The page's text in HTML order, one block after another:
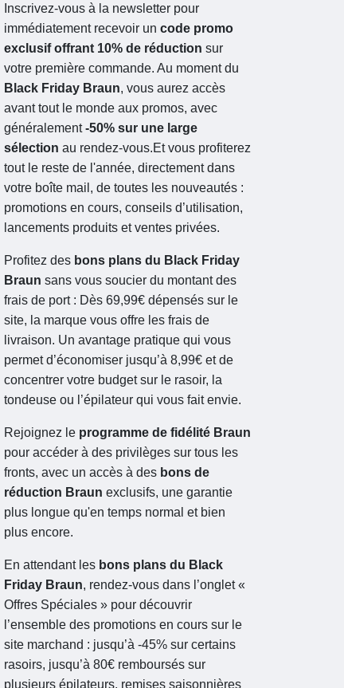
Inscrivez-vous à la newsletter pour
immédiatement recevoir un code promo
exclusif offrant 10% de réduction sur
votre première commande. Au moment du
Black Friday Braun, vous aurez accès
avant tout le monde aux promos, avec
généralement-50% sur une large
sélection au rendez-vous.Et vous profiterez
tout le reste de l'année, directement dans
votre boîte mail, de toutes les nouveautés :
promotions en cours, conseils d’utilisation,
lancements produits et ventes privées.
Profitez des bons plans du Black Friday
Braun sans vous soucier du montant des
frais de port : Dès 69,99€ dépensés sur le
site, la marque vous offre les frais de
livraison. Un avantage pratique qui vous
permet d’économiser jusqu’à 8,99€ et de
concentrer votre budget sur le rasoir, la
tondeuse ou l’épilateur qui vous fait envie.
Rejoignez le programme de fidélité Braun
pour accéder à des privilèges sur tous les
fronts, avec un accès à des bons de
réduction Braun exclusifs, une garantie
plus longue qu'en temps normal et bien
plus encore.
En attendant les bons plans du Black
Friday Braun, rendez-vous dans l’onglet «
Offres Spéciales » pour découvrir
l’ensemble des promotions en cours sur le
site marchand : jusqu’à -45% sur certains
rasoirs, jusqu’à 80€ remboursés sur
plusieurs épilateurs, remises saisonnières